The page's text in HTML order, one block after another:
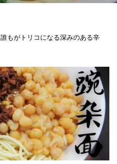
誰もがトリコになる深みのある辛